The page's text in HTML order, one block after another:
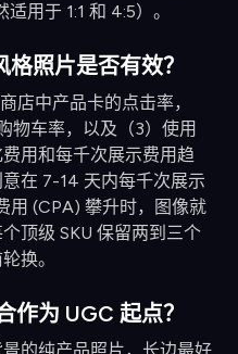
用于 1:1 和 4:5）。
照片是否有效？
店中产品卡的点击率，
物车率，以及（3）使用
用和每千次展示费用趋
在 7-14 天内每千次展示
用 (CPA) 攀升时，图像就
顶级 SKU 保留两到三个
换。
作为 UGC 起点？